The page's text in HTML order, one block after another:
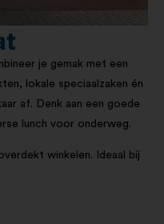
je gemak met een
lokale speciaalzaken én
af. Denk aan een goede
lunch voor onderweg.
winkelen. Ideaal bij